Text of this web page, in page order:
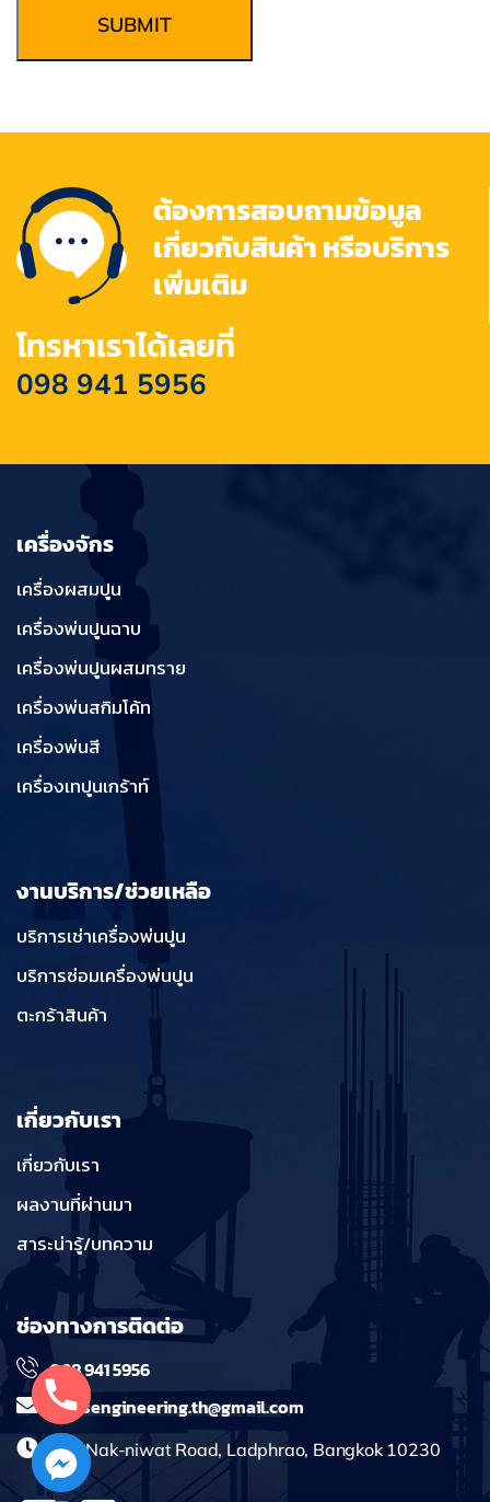
SUBMIT
ต้องการสอบถามข้อมูล
เกี่ยวกับสินค้า หรือบริการ
เพิ่มเติม
โทรหาเราได้เลยที่
098 941 5956
เครื่องจักร
เครื่องผสมปูน
เครื่องพ่นปูนฉาบ
เครื่องพ่นปูนผสมทราย
เครื่องพ่นสกิมโค้ท
เครื่องพ่นสี
เครื่องเทปูนเกร้าท์
งานบริการ/ช่วยเหลือ
บริการเช่าเครื่องพ่นปูน
บริการซ่อมเครื่องพ่นปูน
ตะกร้าสินค้า
เกี่ยวกับเรา
เกี่ยวกับเรา
ผลงานที่ผ่านมา
สาระน่ารู้/บทความ
ช่องทางการติดต่อ
098 941 5956
massengineering.th@gmail.com
241 Nak-niwat Road, Ladphrao, Bangkok 10230